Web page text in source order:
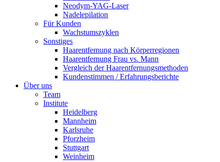
Neodym-YAG-Laser
Nadelepilation
Für Kunden
Wachstumszyklen
Sonstiges
Haarentfernung nach Körperregionen
Haarentfernung Frau vs. Mann
Vergleich der Haarentfernungsmethoden
Kundenstimmen / Erfahrungsberichte
Über uns
Team
Institute
Heidelberg
Mannheim
Karlsruhe
Pforzheim
Stuttgart
Weinheim